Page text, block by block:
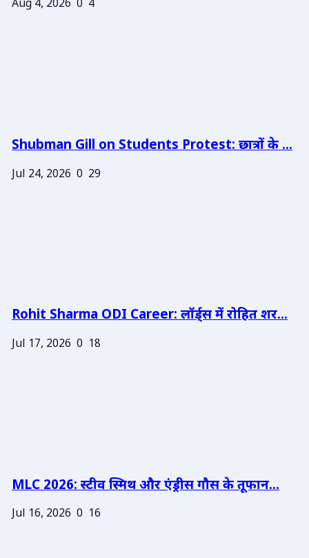
Aug 4, 2026 0 4
Shubman Gill on Students Protest: छात्रों के ...
Jul 24, 2026 0 29
Rohit Sharma ODI Career: लॉर्ड्स में रोहित शर...
Jul 17, 2026 0 18
MLC 2026: स्टीव स्मिथ और एंड्रीस गौस के तूफान...
Jul 16, 2026 0 16